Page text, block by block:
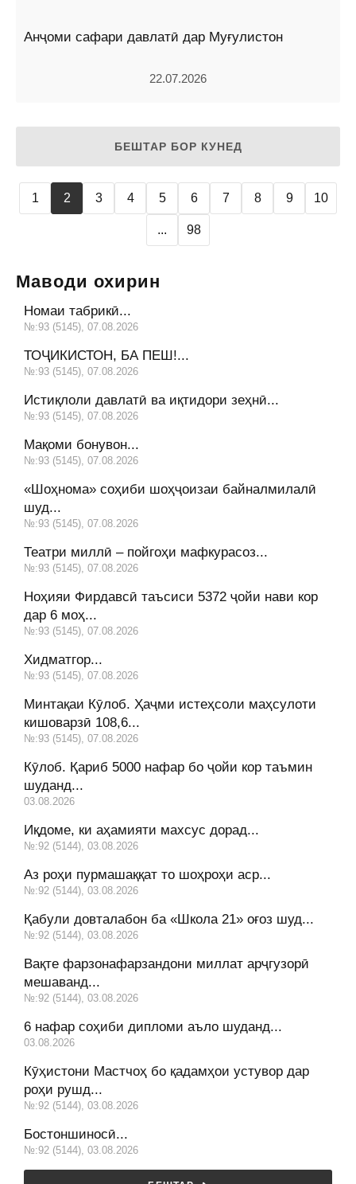
Анҷоми сафари давлатӣ дар Муғулистон
22.07.2026
БЕШТАР БОР КУНЕД
1 2 3 4 5 6 7 8 9 10
... 98
Маводи охирин
Номаи табрикӣ...
№:93 (5145), 07.08.2026
ТОҶИКИСТОН, БА ПЕШ!...
№:93 (5145), 07.08.2026
Истиқлоли давлатӣ ва иқтидори зеҳнӣ...
№:93 (5145), 07.08.2026
Мақоми бонувон...
№:93 (5145), 07.08.2026
«Шоҳнома» соҳиби шоҳҷоизаи байналмилалӣ
шуд...
№:93 (5145), 07.08.2026
Театри миллӣ – пойгоҳи мафкурасоз...
№:93 (5145), 07.08.2026
Ноҳияи Фирдавсӣ таъсиси 5372 ҷойи нави кор
дар 6 моҳ...
№:93 (5145), 07.08.2026
Хидматгор...
№:93 (5145), 07.08.2026
Минтақаи Кӯлоб. Ҳаҷми истеҳсоли маҳсулоти
кишоварзӣ 108,6...
№:93 (5145), 07.08.2026
Кӯлоб. Қариб 5000 нафар бо ҷойи кор таъмин
шуданд...
03.08.2026
Иқдоме, ки аҳамияти махсус дорад...
№:92 (5144), 03.08.2026
Аз роҳи пурмашаққат то шоҳроҳи аср...
№:92 (5144), 03.08.2026
Қабули довталабон ба «Школа 21» оғоз шуд...
№:92 (5144), 03.08.2026
Вақте фарзонафарзандони миллат арҷгузорӣ
мешаванд...
№:92 (5144), 03.08.2026
6 нафар соҳиби дипломи аъло шуданд...
03.08.2026
Кӯҳистони Мастчоҳ бо қадамҳои устувор дар
роҳи рушд...
№:92 (5144), 03.08.2026
Бостоншиносӣ...
№:92 (5144), 03.08.2026